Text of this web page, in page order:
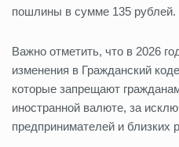
пошлины в сумме 135 рублей.
Важно отметить, что в 2026
изменения в Гражданский
которые запрещают
иностранной валюте, за
предпринимателей и близких